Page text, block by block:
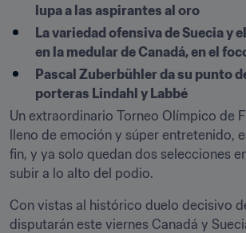
lupa a las aspirantes al oro
La variedad ofensiva de Suecia y
en la medular de Canadá, en el
Pascal Zuberbühler da su punto
porteras Lindahl y Labbé
Un extraordinario Torneo Olímpico de
lleno de emoción y súper entretenido,
fin, y ya solo quedan dos selecciones
subir a lo alto del podio.
Con vistas al histórico duelo decisivo
disputarán este viernes Canadá y